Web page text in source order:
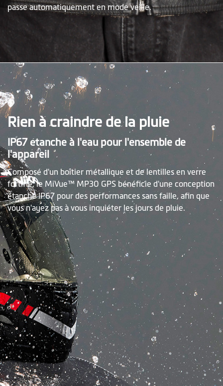
passe automatiquement en mode veille.
Rien à craindre de la pluie
IP67 étanche à l'eau pour l'ensemble de
l'appareil
Composé d'un boîtier métallique et de lentilles en verre
fortifié, le MiVue™ MP30 GPS bénéficie d'une conception
étanche IP67 pour des performances sans faille, afin que
vous n'ayez pas à vous inquiéter les jours de pluie.